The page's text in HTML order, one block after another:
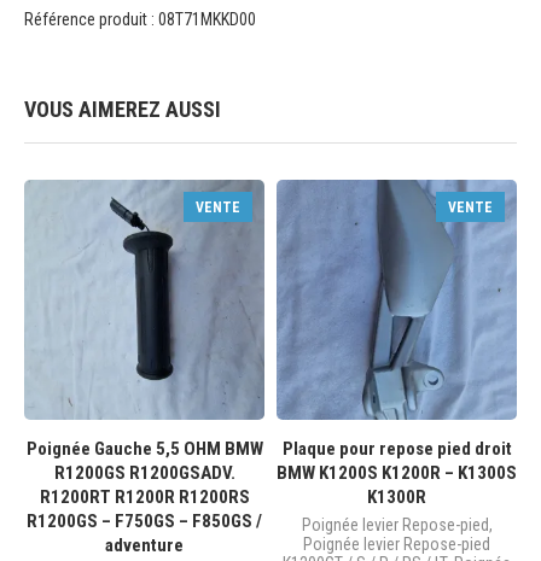
Référence produit : 08T71MKKD00
VOUS AIMEREZ AUSSI
VENTE
Poignée Gauche 5,5 OHM BMW
R1200GS R1200GSADV.
R1200RT R1200R R1200RS
R1200GS – F750GS – F850GS /
adventure
VENTE
Plaque pour repose pied droit
BMW K1200S K1200R – K1300S
K1300R
Poignée levier Repose-pied,
Poignée levier Repose-pied